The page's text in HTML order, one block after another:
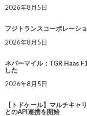
2026年8月5日
フジトランスコーポレーシ
2026年8月5日
ネバーマイル：TGR Haas
した
2026年8月5日
【トドケール】マルチキ
とのAPI連携を開始